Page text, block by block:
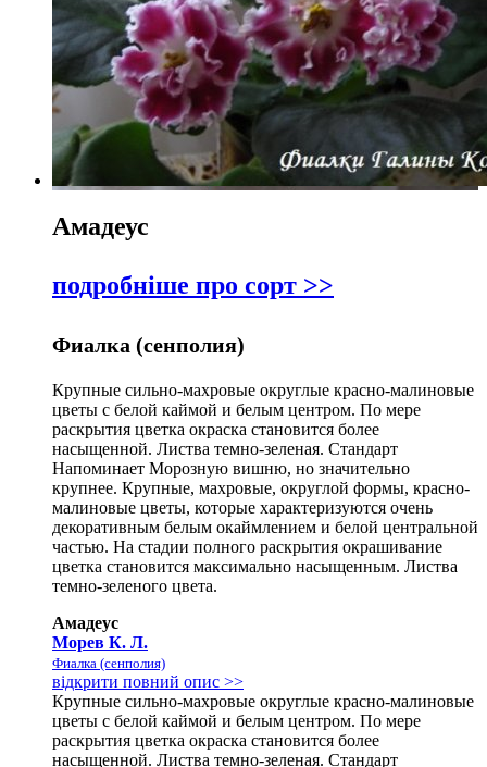
Амадеус
подробніше про сорт >>
Фиалка (сенполия)
Крупные сильно-махровые округлые красно-малиновые
цветы с белой каймой и белым центром. По мере
раскрытия цветка окраска становится более
насыщенной. Листва темно-зеленая. Стандарт
Напоминает Морозную вишню, но значительно
крупнее. Крупные, махровые, округлой формы, красно-
малиновые цветы, которые характеризуются очень
декоративным белым окаймлением и белой центральной
частью. На стадии полного раскрытия окрашивание
цветка становится максимально насыщенным. Листва
темно-зеленого цвета.
Амадеус
Морев К. Л.
Фиалка (сенполия)
відкрити повний опис >>
Крупные сильно-махровые округлые красно-малиновые
цветы с белой каймой и белым центром. По мере
раскрытия цветка окраска становится более
насыщенной. Листва темно-зеленая. Стандарт